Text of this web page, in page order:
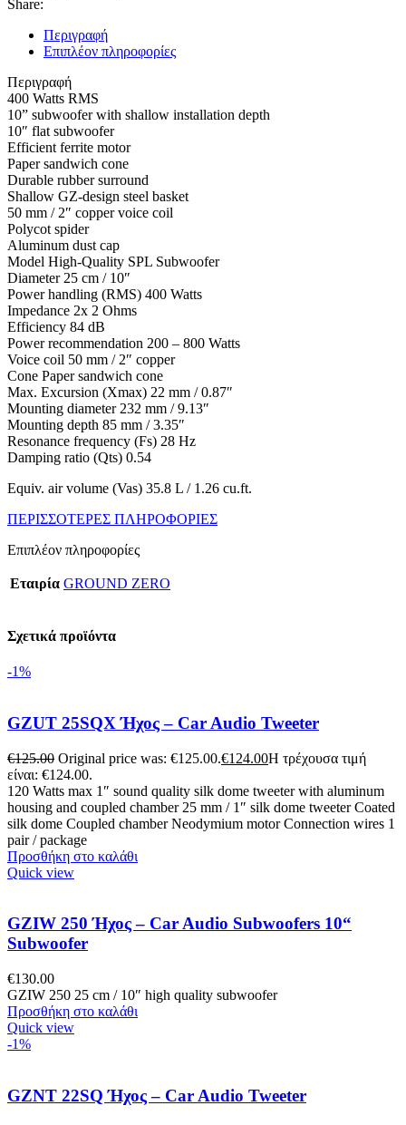
Share:
Περιγραφή
Επιπλέον πληροφορίες
Περιγραφή
400 Watts RMS
10” subwoofer with shallow installation depth
10″ flat subwoofer
Efficient ferrite motor
Paper sandwich cone
Durable rubber surround
Shallow GZ-design steel basket
50 mm / 2″ copper voice coil
Polycot spider
Aluminum dust cap
Model High-Quality SPL Subwoofer
Diameter 25 cm / 10″
Power handling (RMS) 400 Watts
Impedance 2x 2 Ohms
Efficiency 84 dB
Power recommendation 200 – 800 Watts
Voice coil 50 mm / 2″ copper
Cone Paper sandwich cone
Max. Excursion (Xmax) 22 mm / 0.87″
Mounting diameter 232 mm / 9.13″
Mounting depth 85 mm / 3.35″
Resonance frequency (Fs) 28 Hz
Damping ratio (Qts) 0.54
Equiv. air volume (Vas) 35.8 L / 1.26 cu.ft.
ΠΕΡΙΣΣΟΤΕΡΕΣ ΠΛΗΡΟΦΟΡΙΕΣ
Επιπλέον πληροφορίες
Εταιρία GROUND ZERO
Σχετικά προϊόντα
-1%
GZUT 25SQX Ήχος – Car Audio Tweeter
€125.00 Original price was: €125.00.€124.00Η τρέχουσα τιμή
είναι: €124.00.
120 Watts max 1″ sound quality silk dome tweeter with aluminum
housing and coupled chamber 25 mm / 1″ silk dome tweeter Coated
silk dome Coupled chamber Neodymium motor Connection wires 1
pair / package
Προσθήκη στο καλάθι
Quick view
GZIW 250 Ήχος – Car Audio Subwoofers 10“
Subwoofer
€130.00
GZIW 250 25 cm / 10″ high quality subwoofer
Προσθήκη στο καλάθι
Quick view
-1%
GZNT 22SQ Ήχος – Car Audio Tweeter